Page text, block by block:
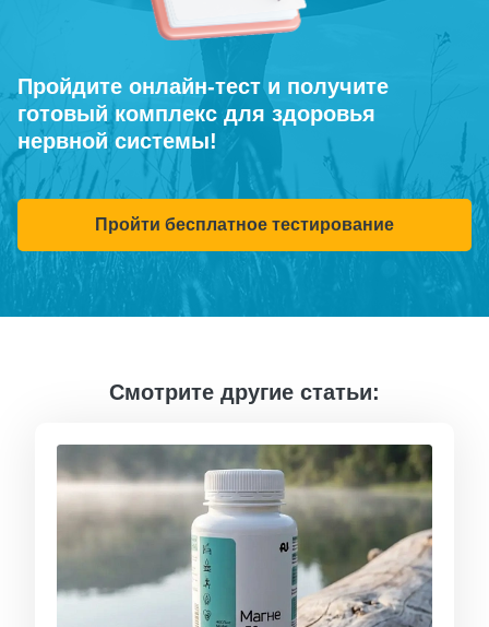
Пройдите онлайн-тест и получите
готовый комплекс для здоровья
нервной системы!
Пройти бесплатное тестирование
Смотрите другие статьи: